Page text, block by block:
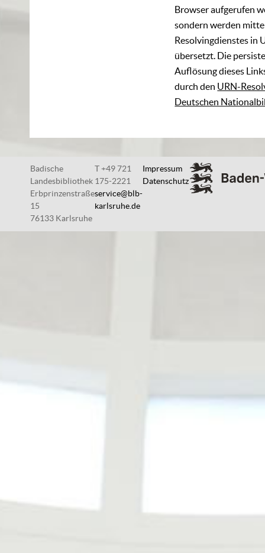
Browser aufgerufen
sondern werden
Resolvingdienstes in
übersetzt. Die
Auflösung dieses
durch den URN-
Deutschen
Badische
Landesbibliothek
Erbprinzenstraße
15
76133 Karlsruhe
T +49 721
175-2221
service@blb-
karlsruhe.de
Impressum
Datenschutz